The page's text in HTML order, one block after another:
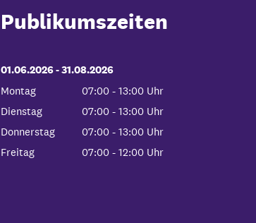
Publikumszeiten
01.06.2026-bis
31.08.2026
Montag
07:00 - 13:00 Uhr
Von 07:00 bis 13:00 Uhr
Dienstag 07:00 - 13:00 Uhr
Von 07:00 bis 13:00 Uhr
Donnerstag 07:00 - 13:00 Uhr
Von 07:00 bis 13:00 Uhr
Freitag 07:00 - 12:00 Uhr